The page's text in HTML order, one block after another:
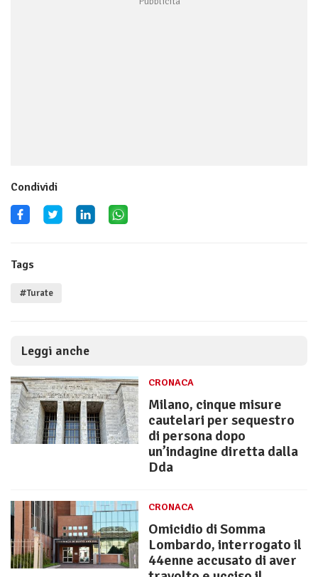
Condividi
Tags
#Turate
Leggi anche
CRONACA
Milano, cinque misure
cautelari per sequestro
di persona dopo
un’indagine diretta dalla
Dda
CRONACA
Omicidio di Somma
Lombardo, interrogato il
44enne accusato di aver